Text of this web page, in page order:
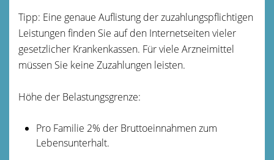
Tipp: Eine genaue Auflistung der zuzahlungspflichtigen
Leistungen finden Sie auf den Internetseiten vieler
gesetzlicher Krankenkassen. Für viele Arzneimittel
müssen Sie keine Zuzahlungen leisten.
Höhe der Belastungsgrenze:
Pro Familie 2% der Bruttoeinnahmen zum
Lebensunterhalt.